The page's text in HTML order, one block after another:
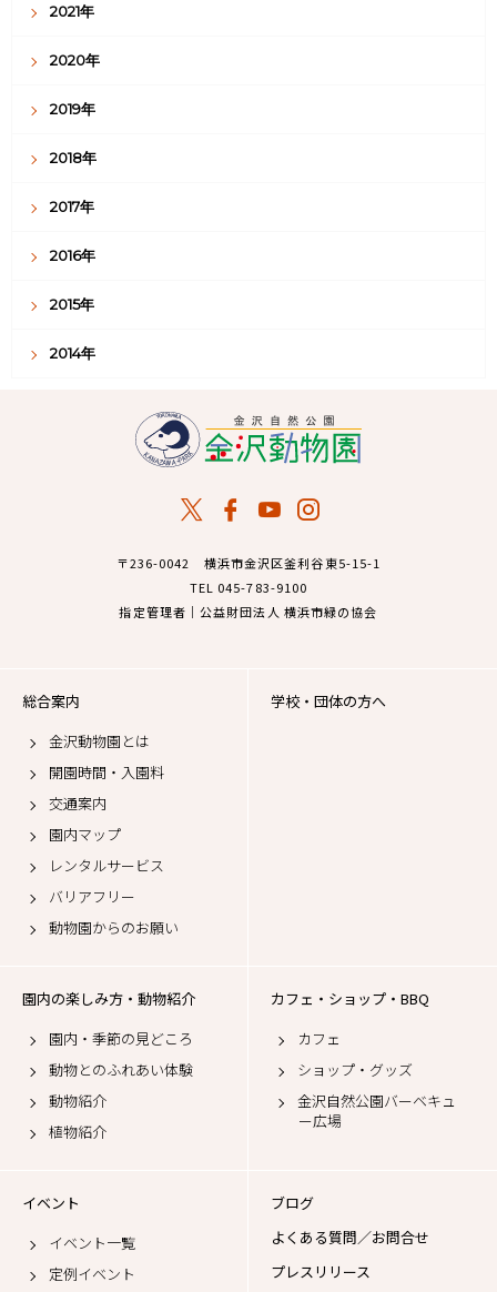
2021年
2020年
2019年
2018年
2017年
2016年
2015年
2014年
〒236-0042 横浜市金沢区釜利谷東5-15-1
TEL 045-783-9100
指定管理者｜公益財団法人 横浜市緑の協会
総合案内
金沢動物園とは
開園時間・入園料
交通案内
園内マップ
レンタルサービス
バリアフリー
動物園からのお願い
学校・団体の方へ
園内の楽しみ方・動物紹介
園内・季節の見どころ
動物とのふれあい体験
動物紹介
植物紹介
カフェ・ショップ・BBQ
カフェ
ショップ・グッズ
金沢自然公園バーベキュ
ー広場
イベント
イベント一覧
定例イベント
ブログ
よくある質問／お問合せ
プレスリリース